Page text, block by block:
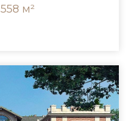
558 м²